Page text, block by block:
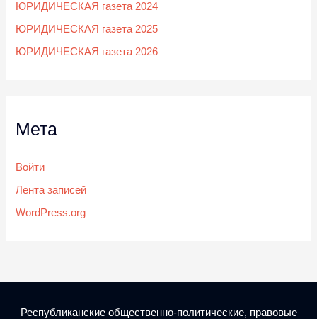
ЮРИДИЧЕСКАЯ газета 2024
ЮРИДИЧЕСКАЯ газета 2025
ЮРИДИЧЕСКАЯ газета 2026
Мета
Войти
Лента записей
WordPress.org
Республиканские общественно-политические, правовые